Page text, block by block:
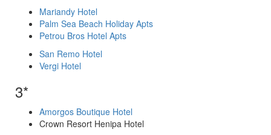
Mariandy Hotel
Palm Sea Beach Holiday Apts
Petrou Bros Hotel Apts
San Remo Hotel
Vergi Hotel
3*
Amorgos Boutique Hotel
Crown Resort Henipa Hotel